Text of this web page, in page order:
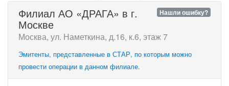
Нашли ошибку?
Филиал АО «ДРАГА» в г.
Москве
Москва, ул. Наметкина, д.16, к.6, этаж 7
Эмитенты, представленные в СТАР, по которым можно
провести операции в данном филиале.